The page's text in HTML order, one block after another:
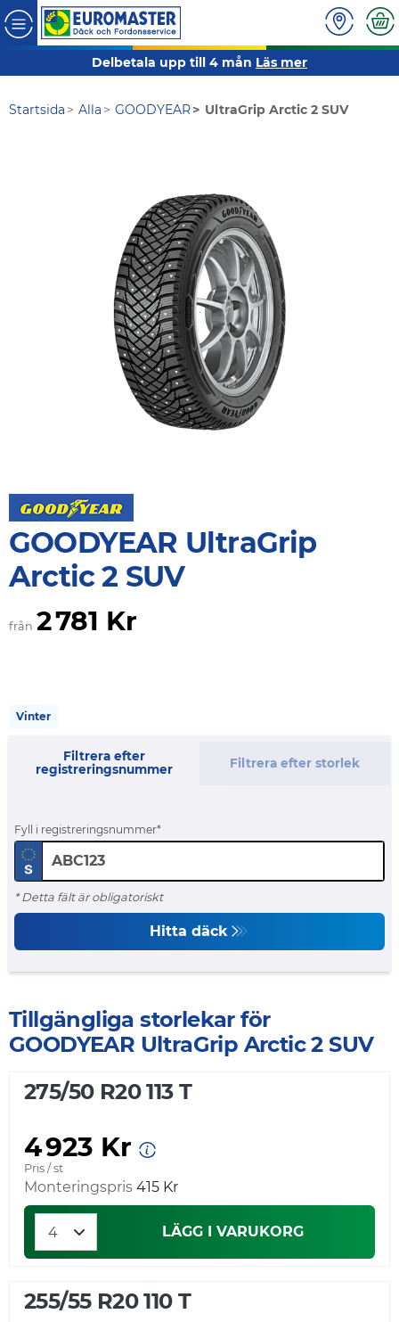
Delbetala upp till 4 mån Läs mer
Startsida Alla GOODYEAR UltraGrip Arctic 2 SUV
GOODYEAR UltraGrip
Arctic 2 SUV
från 2 781 Kr
Vinter
Filtrera efter
registreringsnummer
Filtrera efter storlek
Fyll i registreringsnummer
* Detta fält är obligatoriskt
Hitta däck
Tillgängliga storlekar för
GOODYEAR UltraGrip Arctic 2 SUV
275/50 R20 113 T
4 923 Kr
Pris / st
Monteringspris 415 Kr
LÄGG I VARUKORG
255/55 R20 110 T